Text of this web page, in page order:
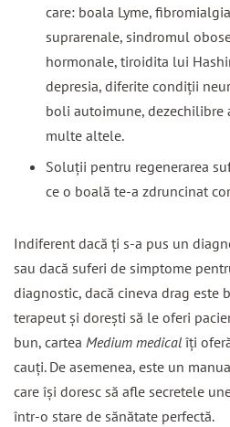
care: boala Lyme,
suprarenale, sindromul
hormonale, tiroidita lui
depresia, diferite condiţii
boli autoimune, dezechilibre
multe altele.
Soluţii pentru regenerarea
ce o boală te-a zdruncinat
Indiferent dacă ţi s-a pus un
sau dacă suferi de simptome
diagnostic, dacă cineva drag este
terapeut şi doreşti să le oferi
bun, cartea Medium medical îţi
cauţi. De asemenea, este un
care îşi doresc să afle secretele
într-o stare de sănătate perfectă.